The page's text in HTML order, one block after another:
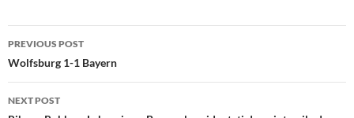
Post
navigation
PREVIOUS POST
Wolfsburg 1-1 Bayern
NEXT POST